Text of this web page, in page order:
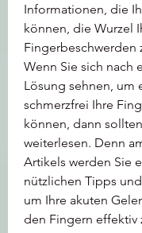
Informationen, die
können, die Wurzel
Fingerbeschwerden
Wenn Sie sich nach
Lösung sehnen, um
schmerzfrei Ihre
können, dann
weiterlesen. Denn
Artikels werden Sie
nützlichen Tipps
um Ihre akuten
den Fingern effektiv